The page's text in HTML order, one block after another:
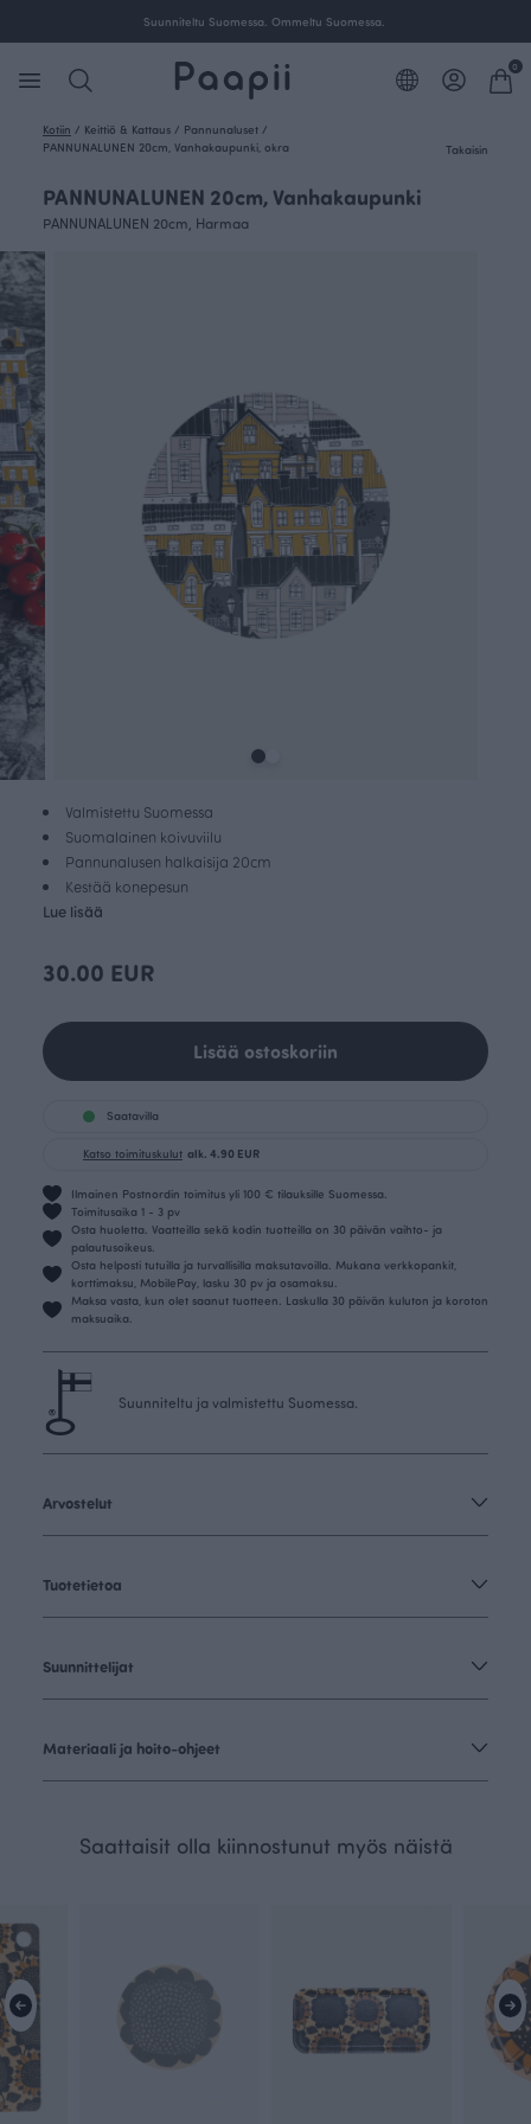
Suunniteltu Suomessa. Ommeltu Suomessa.
0
Kotiin / Keittiö & Kattaus / Pannunaluset /
PANNUNALUNEN 20cm, Vanhakaupunki, okra
Takaisin
PANNUNALUNEN 20cm, Vanhakaupunki
PANNUNALUNEN 20cm, Harmaa
Valmistettu Suomessa
Suomalainen koivuviilu
Pannunalusen halkaisija 20cm
Kestää konepesun
Lue lisää
30.00 EUR
Lisää ostoskoriin
Saatavilla
Katso toimituskulut alk. 4.90 EUR
Ilmainen Postnordin toimitus yli 100 € tilauksille Suomessa.
Toimitusaika 1 - 3 pv
Osta huoletta. Vaatteilla sekä kodin tuotteilla on 30 päivän vaihto- ja
palautusoikeus.
Osta helposti tutuilla ja turvallisilla maksutavoilla. Mukana verkkopankit,
korttimaksu, MobilePay, lasku 30 pv ja osamaksu.
Maksa vasta, kun olet saanut tuotteen. Laskulla 30 päivän kuluton ja koroton
maksuaika.
Suunniteltu ja valmistettu Suomessa.
Arvostelut
Tuotetietoa
Suunnittelijat
Materiaali ja hoito-ohjeet
Saattaisit olla kiinnostunut myös näistä